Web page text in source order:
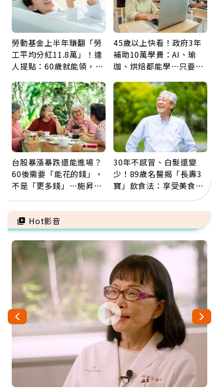
勞動基金上半年賺翻「勞
工平均分紅11.8萬」！達
人提點：60歲就能領，重
45歲以上快看！政府3年
補助10萬學費：AI、瑜
珈、烘焙都能學…只要願
台股暴漲暴跌還能進場？
60後需要「能花的錢」，
不是「更多錢」…施昇
票
30年不感冒、白髮還變
少！89歲名醫揭「長壽3
寶」飲食法：享受美食不
忌口，偶爾也該吃點肉
Hot影音